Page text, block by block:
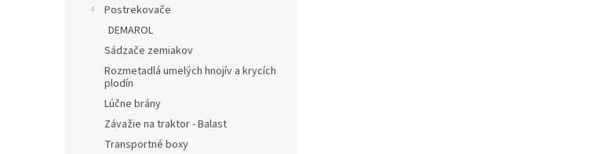
Postrekovače
DEMAROL
Sádzače zemiakov
Rozmetadlá umelých hnojív a krycích
plodín
Lúčne brány
Závažie na traktor - Balast
Transportné boxy